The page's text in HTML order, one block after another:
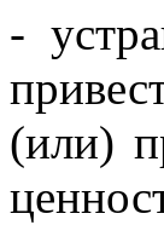
-
(или)